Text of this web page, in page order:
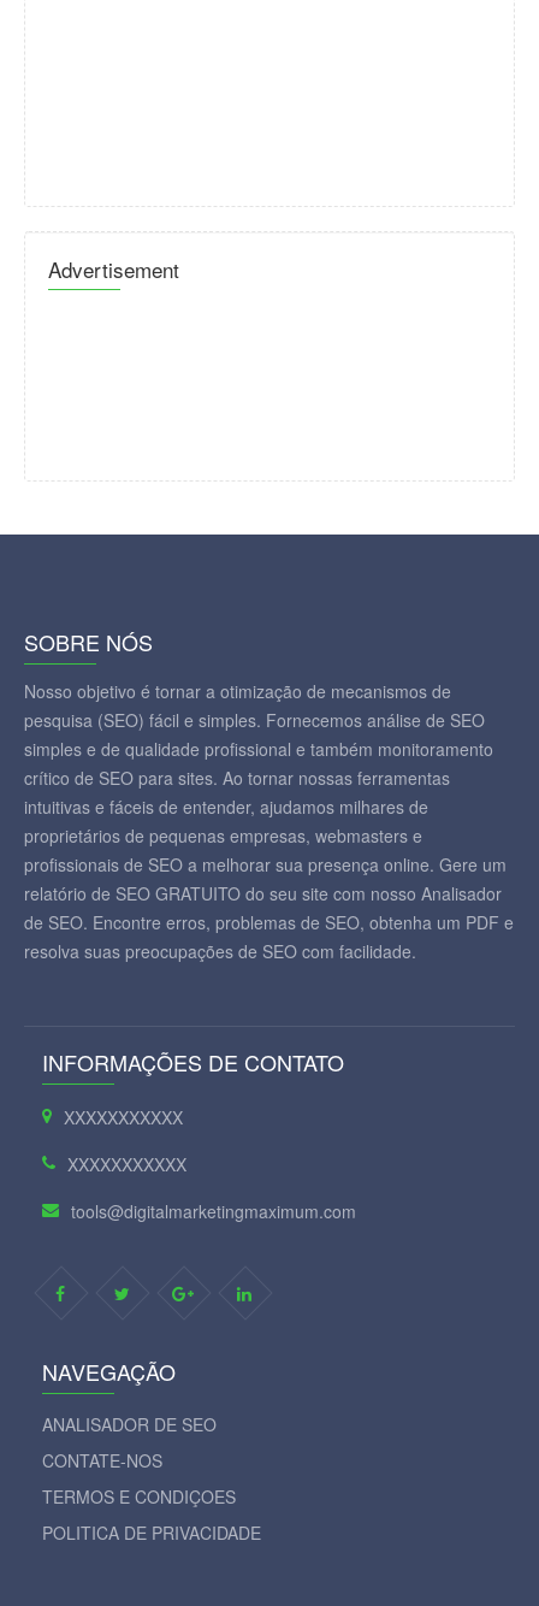
Advertisement
SOBRE NÓS
Nosso objetivo é tornar a otimização de mecanismos de
pesquisa (SEO) fácil e simples. Fornecemos análise de SEO
simples e de qualidade profissional e também monitoramento
crítico de SEO para sites. Ao tornar nossas ferramentas
intuitivas e fáceis de entender, ajudamos milhares de
proprietários de pequenas empresas, webmasters e
profissionais de SEO a melhorar sua presença online. Gere um
relatório de SEO GRATUITO do seu site com nosso Analisador
de SEO. Encontre erros, problemas de SEO, obtenha um PDF e
resolva suas preocupações de SEO com facilidade.
INFORMAÇÕES DE CONTATO
XXXXXXXXXXX
XXXXXXXXXXX
tools@digitalmarketingmaximum.com
NAVEGAÇÃO
ANALISADOR DE SEO
CONTATE-NOS
TERMOS E CONDIÇOES
POLITICA DE PRIVACIDADE